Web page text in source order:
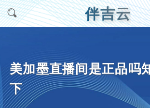
伴吉云
美加墨直播间是正品吗
下